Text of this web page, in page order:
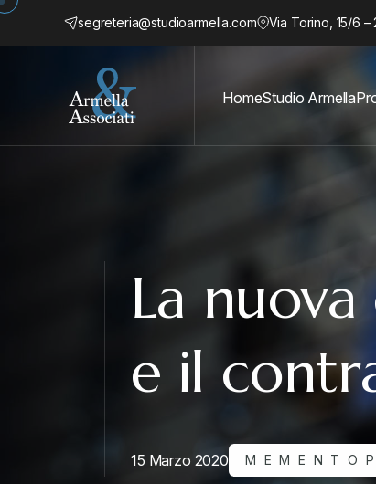
segreteria@studioarmella.com Via Torino, 15/6 –
HomeStudio Armella
La
e il
15 Marzo 2020